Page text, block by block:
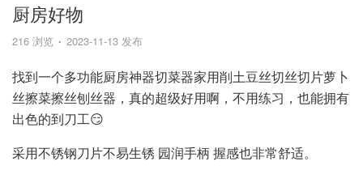
厨房好物
216 浏览 2023-11-13 发布
找到一个多功能厨房神器切菜器家用削土豆丝切丝切片萝卜
丝擦菜擦丝刨丝器，真的超级好用啊，不用练习，也能拥有
出色的到刀工😏
采用不锈钢刀片不易生锈 园润手柄 握感也非常舒适。